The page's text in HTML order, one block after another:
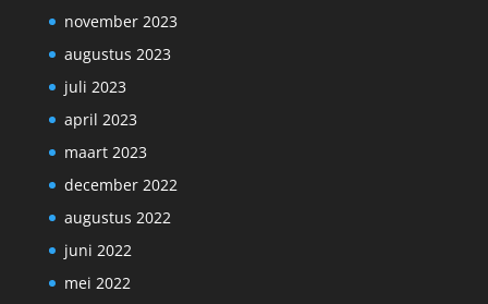
november 2023
augustus 2023
juli 2023
april 2023
maart 2023
december 2022
augustus 2022
juni 2022
mei 2022